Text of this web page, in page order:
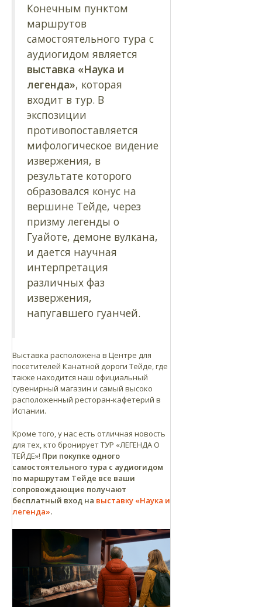
Конечным пунктом
маршрутов
самостоятельного тура с
аудиогидом является
выставка «Наука и
легенда», которая
входит в тур. В
экспозиции
противопоставляется
мифологическое видение
извержения, в
результате которого
образовался конус на
вершине Тейде, через
призму легенды о
Гуайоте, демоне вулкана,
и дается научная
интерпретация
различных фаз
извержения,
напугавшего гуанчей.
Выставка расположена в Центре для
посетителей Канатной дороги Тейде, где
также находится наш официальный
сувенирный магазин и самый высоко
расположенный ресторан-кафетерий в
Испании.
Кроме того, у нас есть отличная новость
для тех, кто бронирует ТУР «ЛЕГЕНДА О
ТЕЙДЕ»! При покупке одного
самостоятельного тура с аудиогидом
по маршрутам Тейде все ваши
сопровождающие получают
бесплатный вход на выставку «Наука и
легенда».